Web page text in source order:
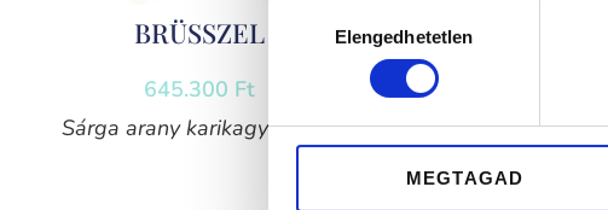
kiválasztásaElengedhetetlen
MEGTAGAD
BRÜSSZEL
645.300 Ft
Sárga arany karikagyűrű pár
Fehérarany